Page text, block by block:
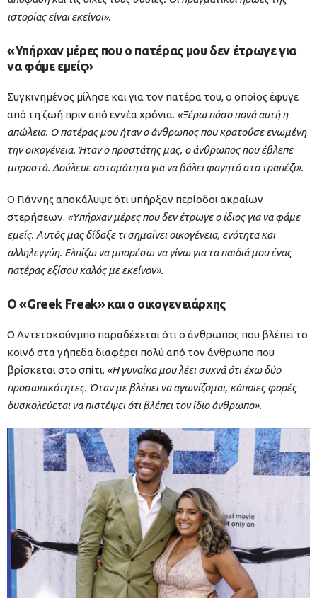
ιστορίας είναι εκείνοι».
«Υπήρχαν μέρες που ο πατέρας μου δεν έτρωγε για
να φάμε εμείς»
Συγκινημένος μίλησε και για τον πατέρα του, ο οποίος έφυγε
από τη ζωή πριν από εννέα χρόνια. «Ξέρω πόσο πονά αυτή η
απώλεια. Ο πατέρας μου ήταν ο άνθρωπος που κρατούσε ενωμένη
την οικογένεια. Ήταν ο προστάτης μας, ο άνθρωπος που έβλεπε
μπροστά. Δούλευε ασταμάτητα για να βάλει φαγητό στο τραπέζι».
Ο Γιάννης αποκάλυψε ότι υπήρξαν περίοδοι ακραίων
στερήσεων. «Υπήρχαν μέρες που δεν έτρωγε ο ίδιος για να φάμε
εμείς. Αυτός μας δίδαξε τι σημαίνει οικογένεια, ενότητα και
αλληλεγγύη. Ελπίζω να μπορέσω να γίνω για τα παιδιά μου ένας
πατέρας εξίσου καλός με εκείνον».
Ο «Greek Freak» και ο οικογενειάρχης
Ο Αντετοκούνμπο παραδέχεται ότι ο άνθρωπος που βλέπει το
κοινό στα γήπεδα διαφέρει πολύ από τον άνθρωπο που
βρίσκεται στο σπίτι. «Η γυναίκα μου λέει συχνά ότι έχω δύο
προσωπικότητες. Όταν με βλέπει να αγωνίζομαι, κάποιες φορές
δυσκολεύεται να πιστέψει ότι βλέπει τον ίδιο άνθρωπο».